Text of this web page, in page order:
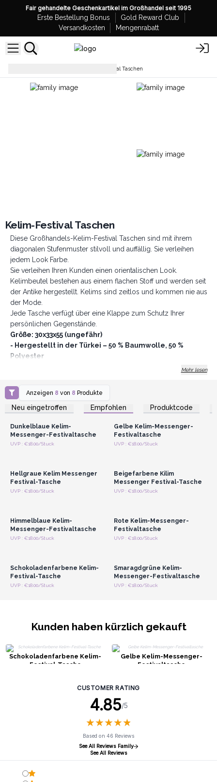
Fair gehandelte Geschenkartikel im Großhandel seit 1995
Erste Bestellung Bonus
Gold Reward Club
Versandkosten
Mengenrabatt
Kelim-Festival Taschen
Kelim-Festival Taschen
Diese Großhandels-Kelim-Festival Taschen sind mit ihrem
diagonalen Stufenmuster stilvoll und auffällig. Sie verleihen
jedem Look Farbe.
Sie verleihen Ihren Kunden einen orientalischen Look.
Kelimbeutel bestehen aus einem flachen Stoff und werden seit
der Antike hergestellt. Kelims sind zeitlos und kommen nie aus
der Mode.
Jede Tasche verfügt über eine Klappe zum Schutz Ihrer
persönlichen Gegenstände.
Größe: 30x33x55 (ungefähr)
- Hergestellt in der Türkei – 50 % Baumwolle, 50 %
Polyester
Mehr lesen
Anzeigen 8 von 8 Produkte
Neu eingetroffen Empfohlen Produktcode
Anmelden oder
Registrieren für
Großhandelspreise
Dunkelblaue Kelim-
Messenger-Festivaltasche
UVP : €18.00/Stuck
Registrieren für
Großhandelspreise
Gelbe Kelim-Messenger-
Festivaltasche
UVP : €18.00/Stuck
Anmelden oder
Hellgraue Kelim Messenger
Festival-Tasche
UVP : €18.00/Stuck
Anmelden oder
Beigefarbene Kilim
Messenger Festival-Tasche
UVP : €18.00/Stuck
Anmelden oder
Himmelblaue Kelim-
Messenger-Festivaltasche
UVP : €18.00/Stuck
Anmelden oder
Rote Kelim-Messenger-
Festivaltasche
UVP : €18.00/Stuck
Anmelden oder
Schokoladenfarbene Kelim-
Festival-Tasche
UVP : €18.00/Stuck
Anmelden oder
Smaragdgrüne Kelim-
Messenger-Festivaltasche
UVP : €18.00/Stuck
Kunden haben kürzlich gekauft
Schokoladenfarbene Kelim-
Festival-Tasche
Gelbe Kelim-Messenger-
Festivaltasche
CUSTOMER RATING
4.85/5
★★★★★
★★★★★
Based on 46 Reviews
See All Reviews Family
See All Reviews